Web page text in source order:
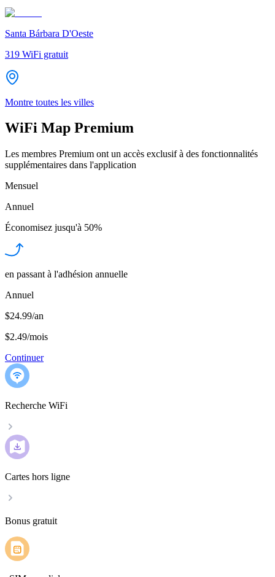
Santa Bárbara D'Oeste
319 WiFi gratuit
Montre toutes les villes
WiFi Map Premium
Les membres Premium ont un accès exclusif à des fonctionnalités
supplémentaires dans l'application
Mensuel
Annuel
Économisez jusqu'à 50%
en passant à l'adhésion annuelle
Annuel
$24.99/an
$2.49/mois
Continuer
Recherche WiFi
Cartes hors ligne
Bonus gratuit